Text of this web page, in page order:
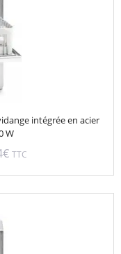
intégrée en acier
W
€ TTC